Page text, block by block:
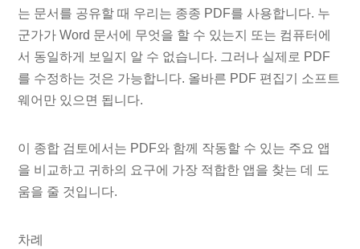
는 문서를 공유할 때 우리는 종종 PDF를 사용합니다. 누
군가가 Word 문서에 무엇을 할 수 있는지 또는 컴퓨터에
서 동일하게 보일지 알 수 없습니다. 그러나 실제로 PDF
를 수정하는 것은 가능합니다. 올바른 PDF 편집기 소프트
웨어만 있으면 됩니다.
이 종합 검토에서는 PDF와 함께 작동할 수 있는 주요 앱
을 비교하고 귀하의 요구에 가장 적합한 앱을 찾는 데 도
움을 줄 것입니다.
차례